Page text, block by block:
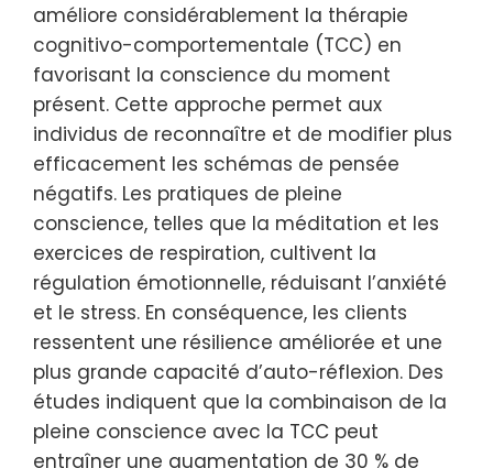
améliore considérablement la thérapie
cognitivo-comportementale (TCC) en
favorisant la conscience du moment
présent. Cette approche permet aux
individus de reconnaître et de modifier plus
efficacement les schémas de pensée
négatifs. Les pratiques de pleine
conscience, telles que la méditation et les
exercices de respiration, cultivent la
régulation émotionnelle, réduisant l’anxiété
et le stress. En conséquence, les clients
ressentent une résilience améliorée et une
plus grande capacité d’auto-réflexion. Des
études indiquent que la combinaison de la
pleine conscience avec la TCC peut
entraîner une augmentation de 30 % de